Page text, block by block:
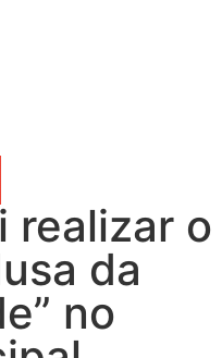
realizar o
da
no